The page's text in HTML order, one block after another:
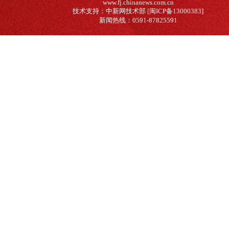
www.fj.chinanews.com.cn
技术支持：中新网技术部 [闽ICP备13000383]
新闻热线：0591-87825591